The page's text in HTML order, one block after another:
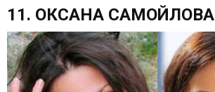
11. ОКСАНА САМОЙЛОВА